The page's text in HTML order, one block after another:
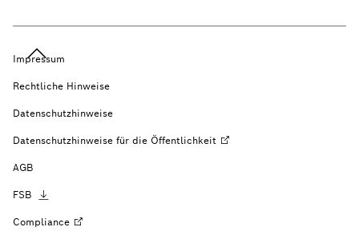
Impressum
Rechtliche Hinweise
Datenschutzhinweise
Datenschutzhinweise für die Öffentlichkeit
AGB
FSB
Compliance